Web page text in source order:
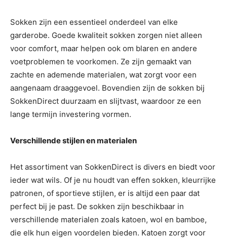
Sokken zijn een essentieel onderdeel van elke
garderobe. Goede kwaliteit sokken zorgen niet alleen
voor comfort, maar helpen ook om blaren en andere
voetproblemen te voorkomen. Ze zijn gemaakt van
zachte en ademende materialen, wat zorgt voor een
aangenaam draaggevoel. Bovendien zijn de sokken bij
SokkenDirect duurzaam en slijtvast, waardoor ze een
lange termijn investering vormen.
Verschillende stijlen en materialen
Het assortiment van SokkenDirect is divers en biedt voor
ieder wat wils. Of je nu houdt van effen sokken, kleurrijke
patronen, of sportieve stijlen, er is altijd een paar dat
perfect bij je past. De sokken zijn beschikbaar in
verschillende materialen zoals katoen, wol en bamboe,
die elk hun eigen voordelen bieden. Katoen zorgt voor